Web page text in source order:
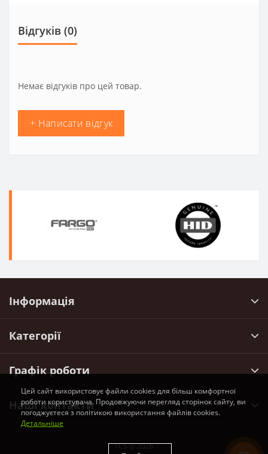
Відгуків (0)
Немає відгуків про цей товар.
+ Написати відгук
Інформація
Категорії
Графік роботи
Наші контакти
TCS © 2026
Цей сайт використовує файли cookies для більш комфортної
роботи користувача. Продовжуючи перегляд сторінок сайту, ви
погоджуєтеся з політикою використання файлів cookies.
Детальніше